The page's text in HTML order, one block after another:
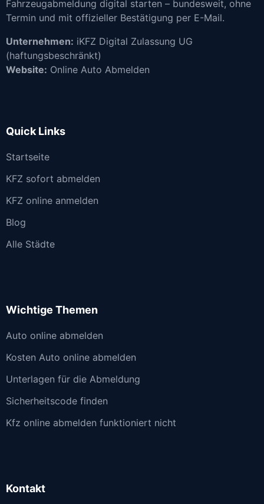
Fahrzeugabmeldung digital starten – bundesweit, ohne
Termin und mit offizieller Bestätigung per E-Mail.
Unternehmen: iKFZ Digital Zulassung UG
(haftungsbeschränkt)
Website: Online Auto Abmelden
Quick Links
Startseite
KFZ sofort abmelden
KFZ online anmelden
Blog
Alle Städte
Wichtige Themen
Auto online abmelden
Kosten Auto online abmelden
Unterlagen für die Abmeldung
Sicherheitscode finden
Kfz online abmelden funktioniert nicht
Kontakt